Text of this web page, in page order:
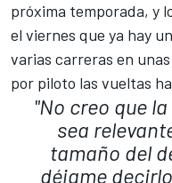
próxima temporada, y
el viernes que ya hay
varias carreras en
por piloto las vueltas
"No creo que
sea
tamaño del
déjame